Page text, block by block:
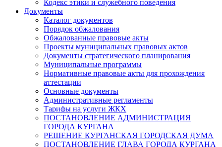
Кодекс этики и служебного поведения
Документы
Каталог документов
Порядок обжалования
Обжалованные правовые акты
Проекты муниципальных правовых актов
Документы стратегического планирования
Муниципальные программы
Нормативные правовые акты для прохождения
аттестации
Основные документы
Административные регламенты
Тарифы на услуги ЖКХ
ПОСТАНОВЛЕНИЕ АДМИНИСТРАЦИЯ
ГОРОДА КУРГАНА
РЕШЕНИЕ КУРГАНСКАЯ ГОРОДСКАЯ ДУМА
ПОСТАНОВЛЕНИЕ ГЛАВА ГОРОДА КУРГАНА